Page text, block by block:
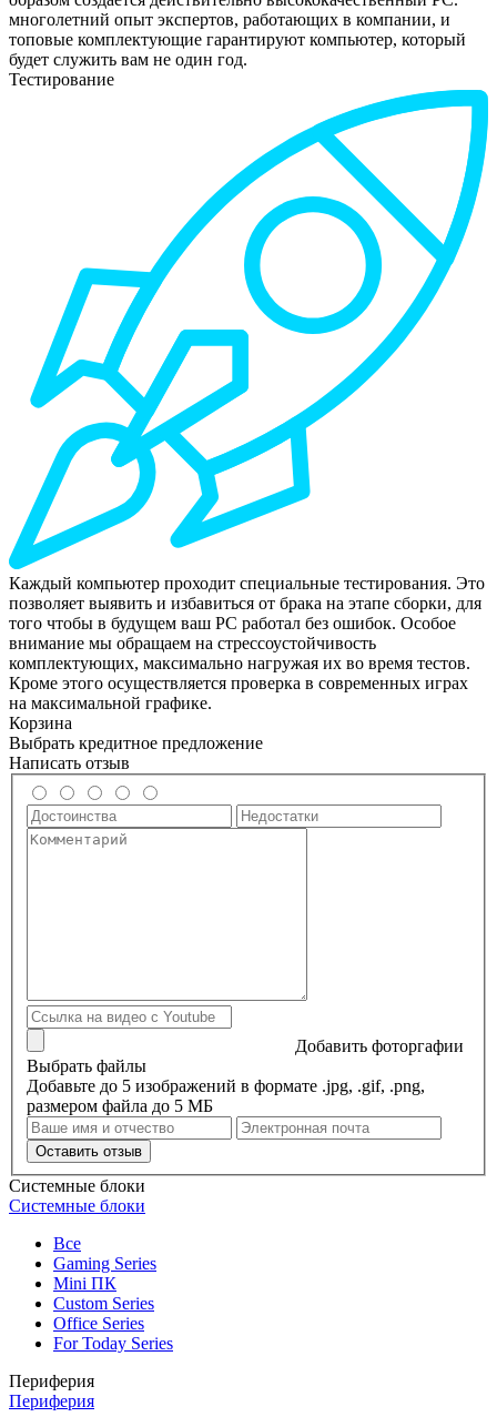
многолетний опыт экспертов, работающих в компании, и
топовые комплектующие гарантируют компьютер, который
будет служить вам не один год.
Тестирование
Каждый компьютер проходит специальные тестирования. Это
позволяет выявить и избавиться от брака на этапе сборки, для
того чтобы в будущем ваш РС работал без ошибок. Особое
внимание мы обращаем на стрессоустойчивость
комплектующих, максимально нагружая их во время тестов.
Кроме этого осуществляется проверка в современных играх
на максимальной графике.
Корзина
Выбрать кредитное предложение
Написать отзыв
Добавить фоторгафии
Выбрать файлы
Добавьте до 5 изображений в формате .jpg, .gif, .png,
размером файла до 5 МБ
Оставить отзыв
Системные блоки
Системные блоки
Все
Gaming Series
Mini ПК
Custom Series
Office Series
For Today Series
Периферия
Периферия